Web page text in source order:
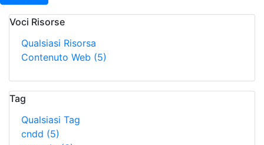
Voci Risorse
Qualsiasi Risorsa
Contenuto Web (5)
Tag
Qualsiasi Tag
cndd (5)